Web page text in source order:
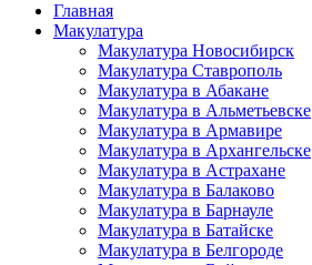
Главная
Макулатура
Макулатура Новосибирск
Макулатура Ставрополь
Макулатура в Абакане
Макулатура в Альметьевске
Макулатура в Армавире
Макулатура в Архангельске
Макулатура в Астрахане
Макулатура в Балаково
Макулатура в Барнауле
Макулатура в Батайске
Макулатура в Белгороде